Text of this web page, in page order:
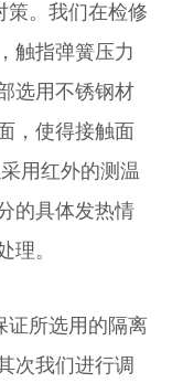
策。我们在检修
触指弹簧压力
选用不锈钢材
，使得接触面
用红外的测温
的具体发热情
理。
证所选用的隔离
次我们进行调